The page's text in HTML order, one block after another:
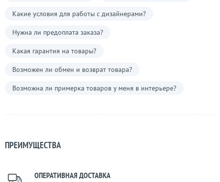
Какие условия для работы с дизайнерами?
Нужна ли предоплата заказа?
Какая гарантия на товары?
Возможен ли обмен и возврат товара?
Возможна ли примерка товаров у меня в интерьере?
ПРЕИМУЩЕСТВА
ОПЕРАТИВНАЯ ДОСТАВКА